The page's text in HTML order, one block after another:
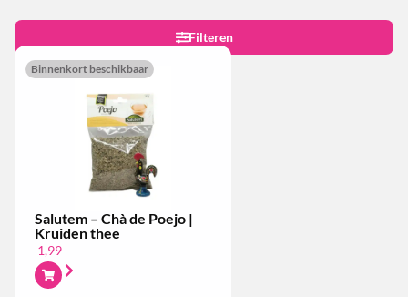
Filteren
Binnenkort beschikbaar
Salutem – Chà de Poejo |
Kruiden thee
1,99